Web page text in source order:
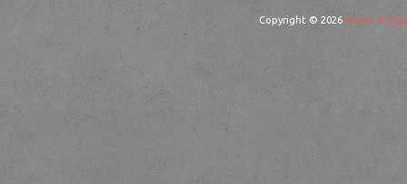
Copyright © 2026 mairie